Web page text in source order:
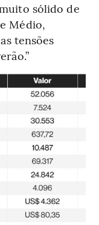
sólido de
Médio,
tensões